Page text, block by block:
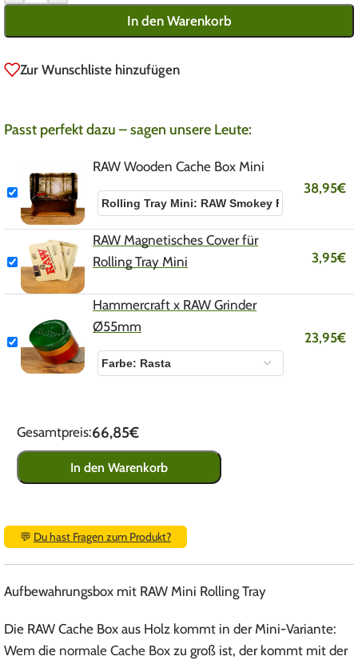
In den Warenkorb
Zur Wunschliste hinzufügen
Passt perfekt dazu – sagen unsere Leute:
RAW Wooden Cache Box Mini
38,95€
RAW Magnetisches Cover für
Rolling Tray Mini
3,95€
Hammercraft x RAW Grinder
Ø55mm
23,95€
Gesamtpreis:66,85€
In den Warenkorb
💬 Du hast Fragen zum Produkt?
Aufbewahrungsbox mit RAW Mini Rolling Tray
Die RAW Cache Box aus Holz kommt in der Mini-Variante:
Wem die normale Cache Box zu groß ist, der kommt mit der